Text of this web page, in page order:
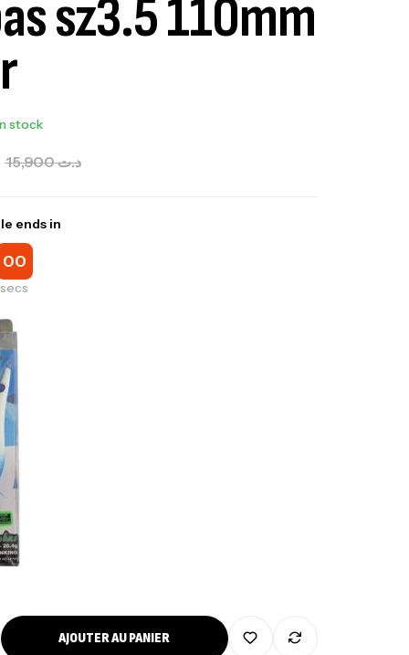
sz3.5 110mm
stock
د.ت15,900
ends in
00
secs
AJOUTER AU PANIER